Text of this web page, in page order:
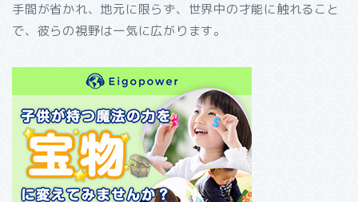
手間が省かれ、地元に限らず、世界中の才能に触れること
で、彼らの視野は一気に広がります。